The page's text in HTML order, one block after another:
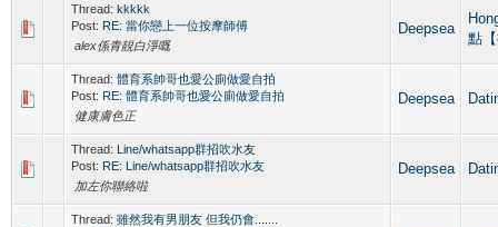
Thread: kkkkk
Post: RE: 當你戀上一位按摩師傅
alex係青靚白淨嘅
Deepsea
點
Thread: 體育系帥哥也愛公廁做愛自拍
Post: RE: 體育系帥哥也愛公廁做愛自拍
健康膚色正
Deepsea
Thread: Line/whatsapp群招吹水友
Post: RE: Line/whatsapp群招吹水友
加左你聯絡啦
Deepsea
Thread: 雖然我有男朋友 但我仍會.......